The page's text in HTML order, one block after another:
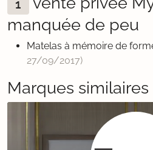
1
manquée de peu
Matelas à mémoire de
27/09/2017)
Marques similaires